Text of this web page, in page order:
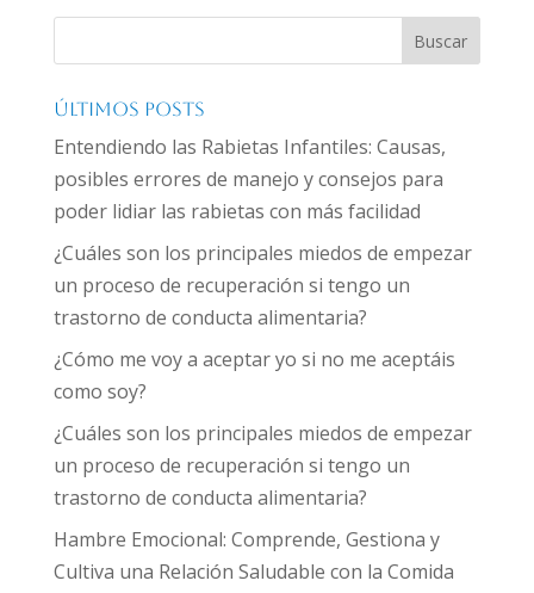
Buscar
Últimos Posts
Entendiendo las Rabietas Infantiles: Causas,
posibles errores de manejo y consejos para
poder lidiar las rabietas con más facilidad
¿Cuáles son los principales miedos de empezar
un proceso de recuperación si tengo un
trastorno de conducta alimentaria?
¿Cómo me voy a aceptar yo si no me aceptáis
como soy?
¿Cuáles son los principales miedos de empezar
un proceso de recuperación si tengo un
trastorno de conducta alimentaria?
Hambre Emocional: Comprende, Gestiona y
Cultiva una Relación Saludable con la Comida